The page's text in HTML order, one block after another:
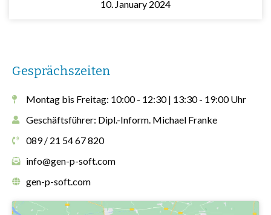
10. January 2024
Gesprächszeiten
Montag bis Freitag: 10:00 - 12:30 | 13:30 - 19:00 Uhr
Geschäftsführer: Dipl.-Inform. Michael Franke
089 / 21 54 67 820
info@gen-p-soft.com
gen-p-soft.com